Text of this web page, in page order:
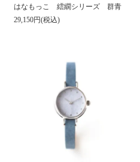
はなもっこ 繧繝シリーズ 群青
29,150円(税込)